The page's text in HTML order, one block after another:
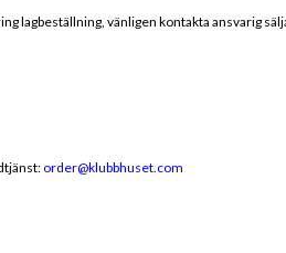
lagbeställning, vänligen kontakta ansvarig
order@klubbhuset.com